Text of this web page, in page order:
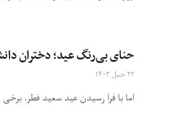
حنای بی‌رنگ عید؛ دختران
۲۲ حمل ۱۴۰۳
اما با فرا رسیدن عید سعید فطر،